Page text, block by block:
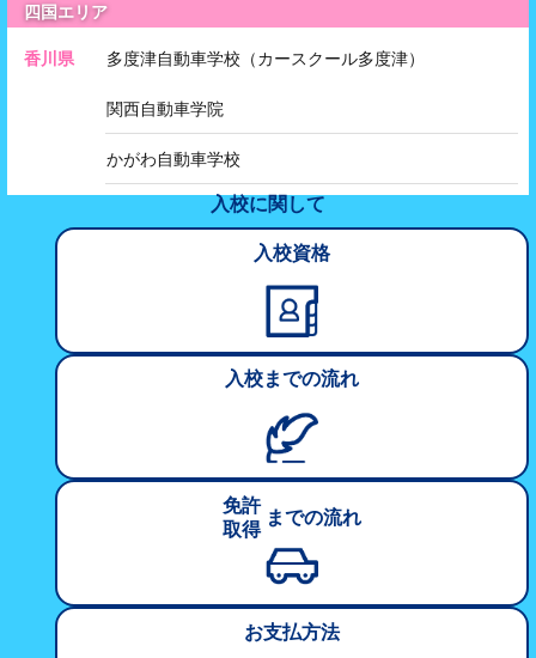
四国エリア
香川県 多度津自動車学校（カースクール多度津）
関西自動車学院
かがわ自動車学校
入校に関して
入校資格
入校までの流れ
免許
取得
までの流れ
お支払方法